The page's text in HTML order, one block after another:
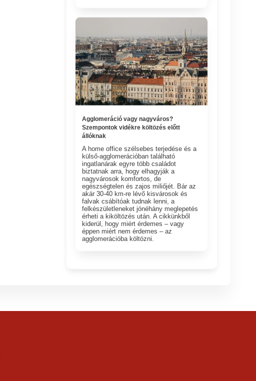
Agglomeráció vagy nagyváros?
Szempontok vidékre költözés előtt
állóknak
A home office szélsebes terjedése és a
külső-agglomerációban található
ingatlanárak egyre több családot
biztatnak arra, hogy elhagyják a
nagyvárosok komfortos, de
egészségtelen és zajos miliőjét. Bár az
akár 30-40 km-re lévő kisvárosok és
falvak csábítóak tudnak lenni, a
felkészületleneket jónéhány meglepetés
érheti a kiköltözés után. A cikkünkből
kiderül, hogy miért érdemes – vagy
éppen miért nem érdemes – az
agglomerációba költözni.